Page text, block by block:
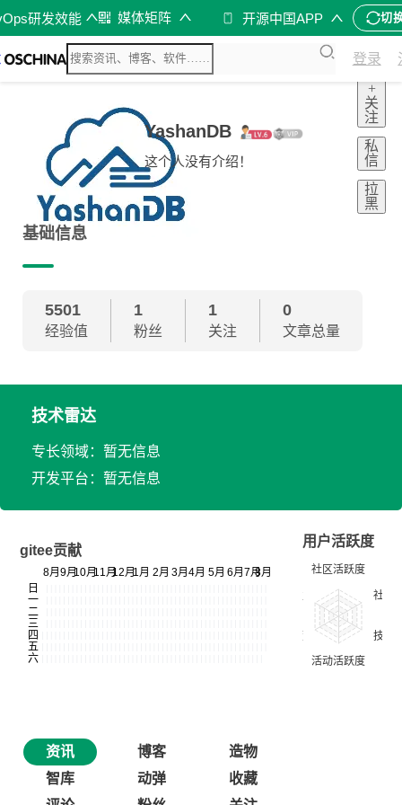
研发效能 媒体矩阵 开源中国APP 切
登录
YashanDB
这个人没有介绍！
+
关
注
私
信
拉
黑
基础信息
5501
经验值
1
粉丝
1
关注
0
文章总量
技术雷达
专长领域：暂无信息
开发平台：暂无信息
gitee贡献
用户活跃度
资讯 博客
造物
智库
动弹
收藏